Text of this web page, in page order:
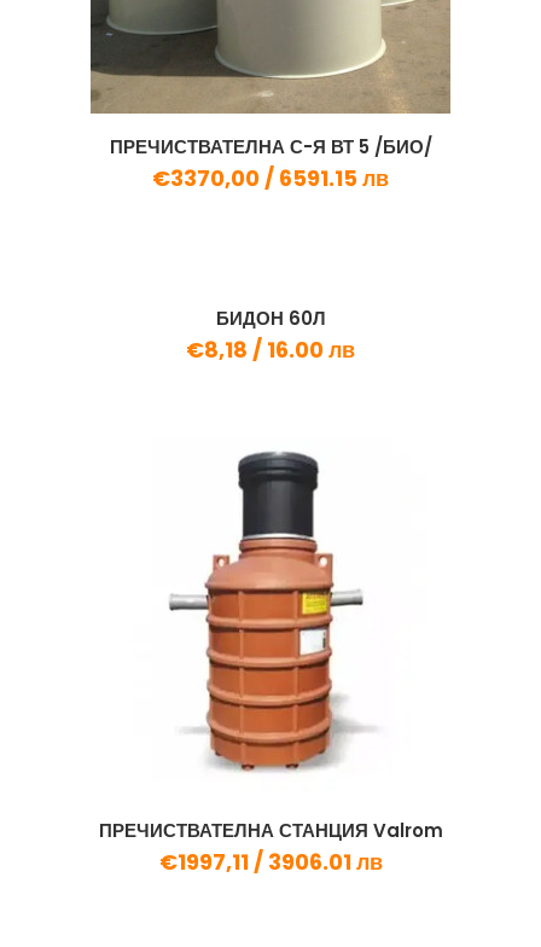
ПРЕЧИСТВАТЕЛНА С-Я ВТ 5 /БИО/
€3370,00 / 6591.15 лв
БИДОН 60Л
€8,18 / 16.00 лв
ПРЕЧИСТВАТЕЛНА СТАНЦИЯ Valrom
€1997,11 / 3906.01 лв